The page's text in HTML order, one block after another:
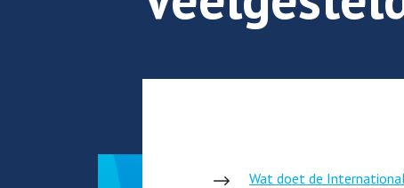
Wat doet de